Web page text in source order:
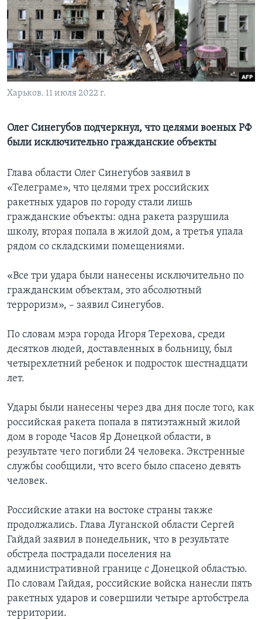
Learning English
СОЦИАЛЬНЫЕ СЕТИ
Харьков. 11 июля 2022 г.
Олег Синегубов подчеркнул, что целями военых РФ
были исключительно гражданские объекты
Глава области Олег Синегубов заявил в
«Телеграме», что целями трех российских
ракетных ударов по городу стали лишь
гражданские объекты: одна ракета разрушила
школу, вторая попала в жилой дом, а третья упала
рядом со складскими помещениями.
«Все три удара были нанесены исключительно по
гражданским объектам, это абсолютный
терроризм», – заявил Синегубов.
По словам мэра города Игоря Терехова, среди
десятков людей, доставленных в больницу, был
четырехлетний ребенок и подросток шестнадцати
лет.
Удары были нанесены через два дня после того, как
российская ракета попала в пятиэтажный жилой
дом в городе Часов Яр Донецкой области, в
результате чего погибли 24 человека. Экстренные
службы сообщили, что всего было спасено девять
человек.
Российские атаки на востоке страны также
продолжались. Глава Луганской области Сергей
Гайдай заявил в понедельник, что в результате
обстрела пострадали поселения на
административной границе с Донецкой областью.
По словам Гайдая, российские войска нанесли пять
ракетных ударов и совершили четыре артобстрела
территории.